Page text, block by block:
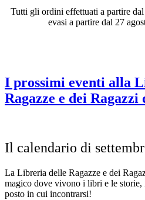
Tutti gli ordini effettuati a partire
evasi a partire dal 27
I prossimi eventi alla
Ragazze e dei
Il calendario di
La Libreria delle Ragazze e dei
magico dove vivono i libri e le storie,
posto in cui incontrarsi!